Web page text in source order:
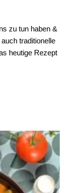
zu tun haben &
traditionelle
heutige Rezept